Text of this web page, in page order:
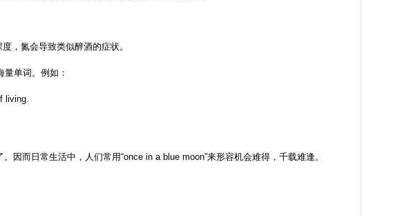
，氮会导致类似醉酒的症状。
单词。例如：
living.
因而日常生活中，人们常用“once in a blue moon”来形容机会难得，千载难逢。